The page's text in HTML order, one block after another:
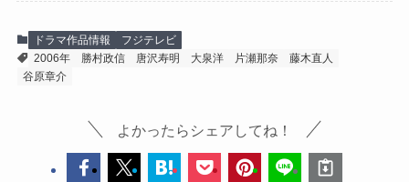
ドラマ作品情報
フジテレビ
2006年
勝村政信 唐沢寿明 大泉洋 片瀬那奈
藤木直人
谷原章介
よかったらシェアしてね！